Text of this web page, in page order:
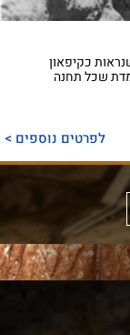
כקיפאון
שכל תחנה
לפרטים נוספים >